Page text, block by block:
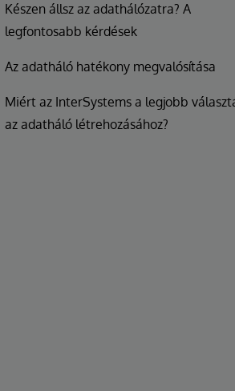
Készen állsz az adathálózatra? A
legfontosabb kérdések
Az adatháló hatékony megvalósítása
Miért az InterSystems a legjobb
az adatháló létrehozásához?